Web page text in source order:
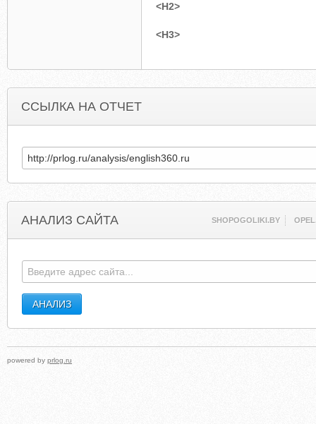
<H2>
<H3>
ССЫЛКА НА ОТЧЕТ
АНАЛИЗ САЙТА SHOPOGOLIKI.BY
powered by prlog.ru